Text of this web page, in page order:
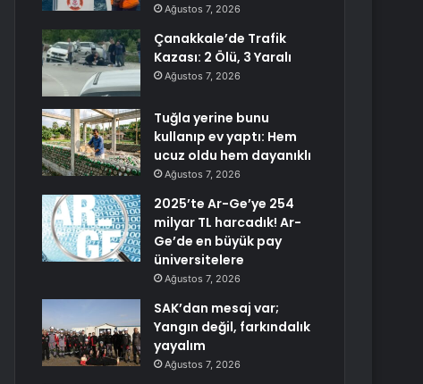
Ağustos 7, 2026
Çanakkale’de Trafik
Kazası: 2 Ölü, 3 Yaralı
Ağustos 7, 2026
Tuğla yerine bunu
kullanıp ev yaptı: Hem
ucuz oldu hem dayanıklı
Ağustos 7, 2026
2025’te Ar-Ge’ye 254
milyar TL harcadık! Ar-
Ge’de en büyük pay
üniversitelere
Ağustos 7, 2026
SAK’dan mesaj var;
Yangın değil, farkındalık
yayalım
Ağustos 7, 2026